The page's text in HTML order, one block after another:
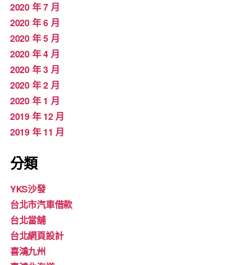
2020 年 7 月
2020 年 6 月
2020 年 5 月
2020 年 4 月
2020 年 3 月
2020 年 2 月
2020 年 1 月
2019 年 12 月
2019 年 11 月
分類
YKS沙發
台北市汽車借款
台北當舖
台北網頁設計
喜鴻九州